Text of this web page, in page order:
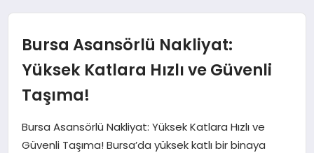
TEKNOLOJI
YAŞAM
Bursa Asansörlü Nakliyat:
Yüksek Katlara Hızlı ve Güvenli
Taşıma!
Bursa Asansörlü Nakliyat: Yüksek Katlara Hızlı ve
Güvenli Taşıma! Bursa’da yüksek katlı bir binaya